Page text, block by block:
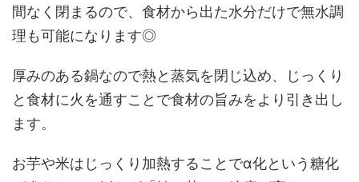
間なく閉まるので、食材から出た水分だけで無水調
理も可能になります◎
厚みのある鍋なので熱と蒸気を閉じ込め、じっくり
と食材に火を通すことで食材の旨みをより引き出し
ます。
お芋や米はじっくり加熱することでα化という糖化